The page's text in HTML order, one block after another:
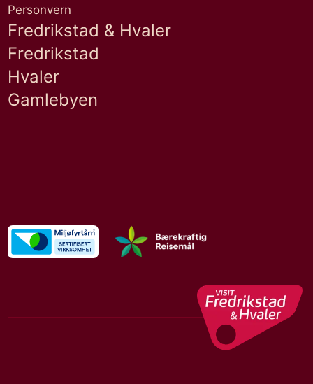
Personvern
Fredrikstad & Hvaler
Fredrikstad
Hvaler
Gamlebyen